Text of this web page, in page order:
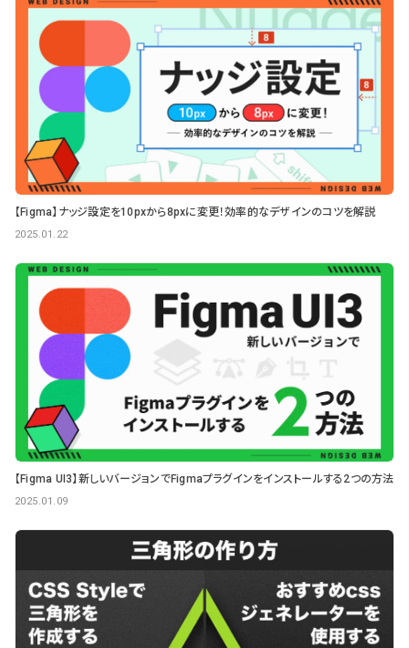
【Figma】ナッジ設定を10pxから8pxに変更！効率的なデザインのコツを解説
2025.01.22
【Figma UI3】新しいバージョンでFigmaプラグインをインストールする2つの方法
2025.01.09